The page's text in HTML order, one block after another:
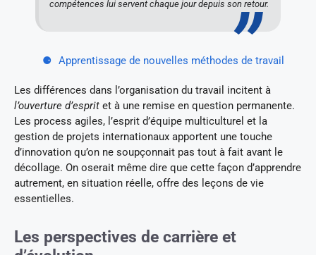
compétences lui servent chaque jour depuis son retour.
Apprentissage de nouvelles méthodes de travail
Les différences dans l’organisation du travail incitent à
l’ouverture d’esprit et à une remise en question permanente.
Les process agiles, l’esprit d’équipe multiculturel et la
gestion de projets internationaux apportent une touche
d’innovation qu’on ne soupçonnait pas tout à fait avant le
décollage. On oserait même dire que cette façon d’apprendre
autrement, en situation réelle, offre des leçons de vie
essentielles.
Les perspectives de carrière et